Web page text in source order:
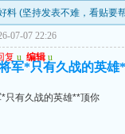
料 (坚持发表不难，看贴要
07-07 22:26
复 u 编辑 u
军*只有久战的英雄
只有久战的英雄**顶你